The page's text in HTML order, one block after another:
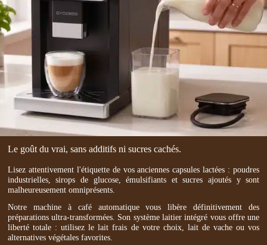
Le goût du vrai, sans additifs ni sucres cachés.
Lisez attentivement l'étiquette de vos anciennes capsules lactées : poudres
industrielles, sirops de glucose, émulsifiants et sucres ajoutés y sont
malheureusement omniprésents.
Notre machine à café automatique vous libère définitivement des
préparations ultra-transformées. Son système laitier intégré vous offre une
liberté totale : utilisez le lait frais de votre choix, lait de vache ou vos
alternatives végétales favorites.